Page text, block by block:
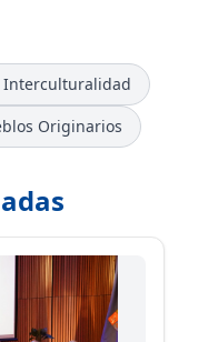
Interculturalidad
Originarios